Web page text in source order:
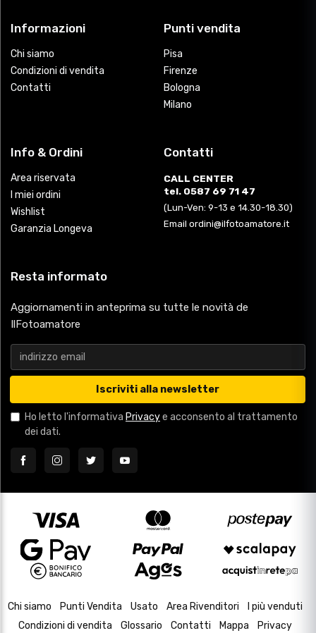
Informazioni
Chi siamo
Condizioni di vendita
Contatti
Punti vendita
Pisa
Firenze
Bologna
Milano
Info & Ordini
Area riservata
I miei ordini
Wishlist
Garanzia Longeva
Contatti
CALL CENTER
tel. 0587 69 71 47
(Lun-Ven: 9-13 e 14.30-18.30)
Email ordini@ilfotoamatore.it
Resta informato
Aggiornamenti in anteprima su tutte le novità de
IlFotoamatore
Iscriviti alla newsletter
Ho letto l'informativa Privacye acconsento al trattamento
dei dati.
Chi siamo Punti Vendita Usato Area Rivenditori
I più venduti
Condizioni di vendita
Glossario Contatti Mappa Privacy